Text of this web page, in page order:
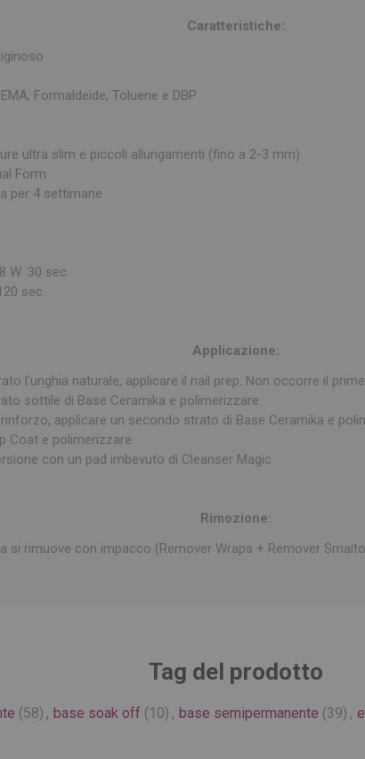
Caratteristiche:
Formaldeide, Toluene e DBP
ultra slim e piccoli allungamenti (fino a 2-3 mm)
Form
per 4 settimane
W: 30 sec.
sec.
Applicazione:
l'unghia naturale, applicare il nail prep. Non occorre il
sottile di Base Ceramika e polimerizzare.
applicare un secondo strato di Base Ceramika e
Coat e polimerizzare.
con un pad imbevuto di Cleanser Magic.
Rimozione:
si rimuove con impacco (Remover Wraps + Remover
Tag del prodotto
(58) , base soak off (10) , base semipermanente (39) ,